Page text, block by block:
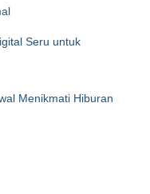
Seru untuk
Menikmati Hiburan